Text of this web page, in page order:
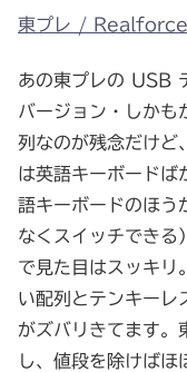
東プレ /
あの東プレの USB
バージョン・しかも
列なのが残念だけど
は英語キーボードば
語キーボードのほう
なくスイッチできる
で見た目はスッキリ
い配列とテンキー
がズバリきてます。
し、値段を除けばほ